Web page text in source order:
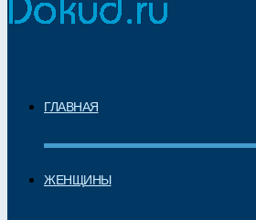
ГЛАВНАЯ
ЖЕНЩИНЫ